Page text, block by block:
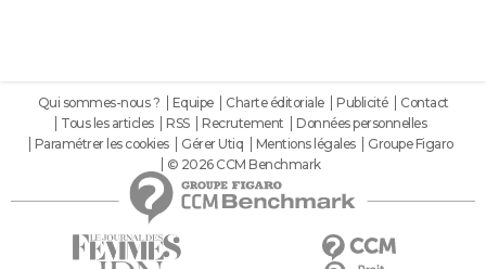
Qui sommes-nous ? Equipe Charte éditoriale Publicité
Contact
Tous les articles
RSS Recrutement
Données personnelles
Paramétrer les cookies
Gérer Utiq Mentions légales
Groupe Figaro
© 2026 CCM Benchmark